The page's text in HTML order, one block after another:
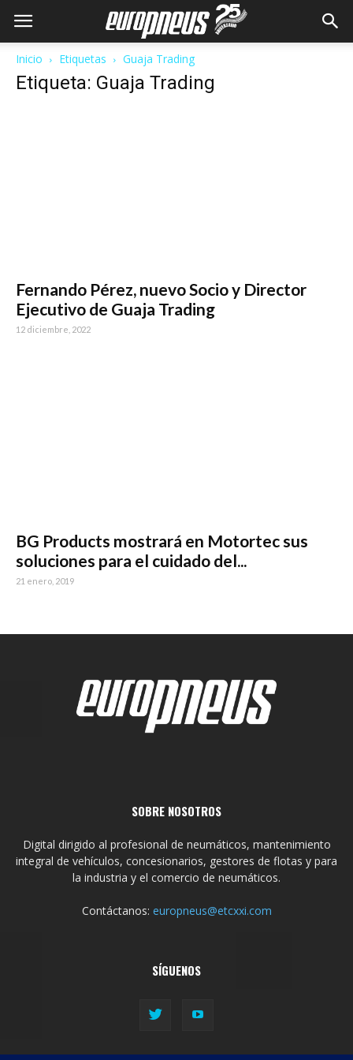
Inicio Etiquetas Guaja Trading
Etiqueta: Guaja Trading
Fernando Pérez, nuevo Socio y Director
Ejecutivo de Guaja Trading
12 diciembre, 2022
BG Products mostrará en Motortec sus
soluciones para el cuidado del...
21 enero, 2019
SOBRE NOSOTROS
Digital dirigido al profesional de neumáticos, mantenimiento
integral de vehículos, concesionarios, gestores de flotas y para
la industria y el comercio de neumáticos.
Contáctanos: europneus@etcxxi.com
SÍGUENOS